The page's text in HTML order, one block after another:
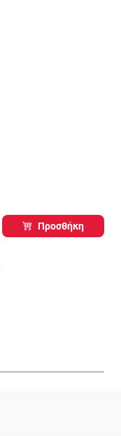
Προσθήκη